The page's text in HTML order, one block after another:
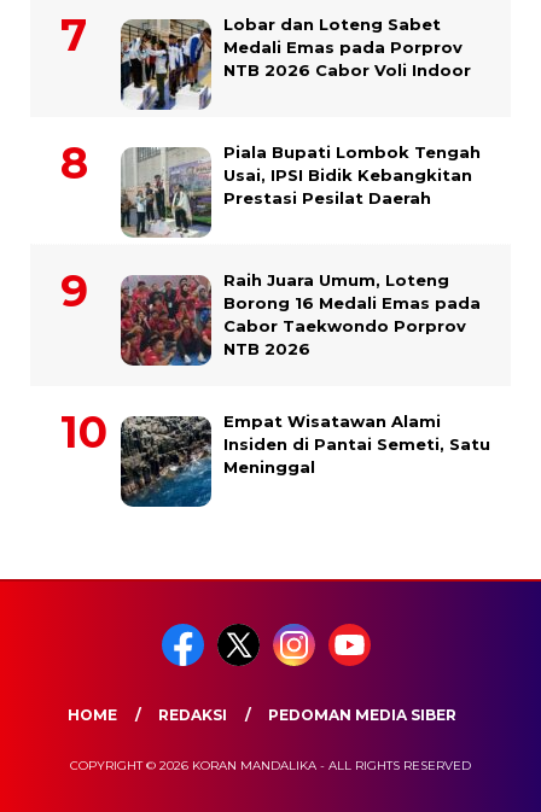
Lobar dan Loteng Sabet
Medali Emas pada Porprov
NTB 2026 Cabor Voli Indoor
Piala Bupati Lombok Tengah
Usai, IPSI Bidik Kebangkitan
Prestasi Pesilat Daerah
Raih Juara Umum, Loteng
Borong 16 Medali Emas pada
Cabor Taekwondo Porprov
NTB 2026
Empat Wisatawan Alami
Insiden di Pantai Semeti, Satu
Meninggal
HOME REDAKSI PEDOMAN MEDIA SIBER
COPYRIGHT © 2026 KORAN MANDALIKA - ALL RIGHTS RESERVED